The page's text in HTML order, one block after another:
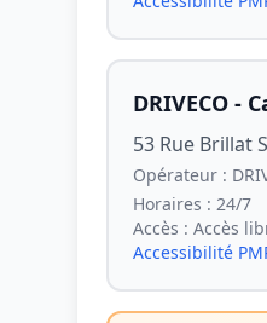
DRIVECO -
53 Rue Brillat
Opérateur :
Horaires : 24/7
Accès : Accès
Accessibilité